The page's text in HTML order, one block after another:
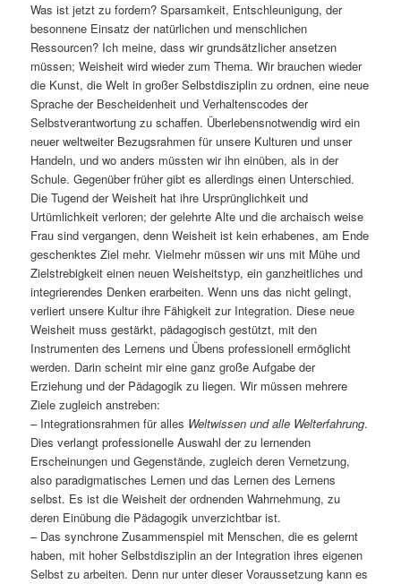
Was ist jetzt zu fordern? Sparsamkeit, Entschleunigung, der
besonnene Einsatz der natürlichen und menschlichen
Ressourcen? Ich meine, dass wir grundsätzlicher ansetzen
müssen; Weisheit wird wieder zum Thema. Wir brauchen wieder
die Kunst, die Welt in großer Selbstdisziplin zu ordnen, eine neue
Sprache der Bescheidenheit und Verhaltenscodes der
Selbstverantwortung zu schaffen. Überlebensnotwendig wird ein
neuer weltweiter Bezugsrahmen für unsere Kulturen und unser
Handeln, und wo anders müssten wir ihn einüben, als in der
Schule. Gegenüber früher gibt es allerdings einen Unterschied.
Die Tugend der Weisheit hat ihre Ursprünglichkeit und
Urtümlichkeit verloren; der gelehrte Alte und die archaisch weise
Frau sind vergangen, denn Weisheit ist kein erhabenes, am Ende
geschenktes Ziel mehr. Vielmehr müssen wir uns mit Mühe und
Zielstrebigkeit einen neuen Weisheitstyp, ein ganzheitliches und
integrierendes Denken erarbeiten. Wenn uns das nicht gelingt,
verliert unsere Kultur ihre Fähigkeit zur Integration. Diese neue
Weisheit muss gestärkt, pädagogisch gestützt, mit den
Instrumenten des Lernens und Übens professionell ermöglicht
werden. Darin scheint mir eine ganz große Aufgabe der
Erziehung und der Pädagogik zu liegen. Wir müssen mehrere
Ziele zugleich anstreben:
– Integrationsrahmen für alles Weltwissen und alle Welterfahrung.
Dies verlangt professionelle Auswahl der zu lernenden
Erscheinungen und Gegenstände, zugleich deren Vernetzung,
also paradigmatisches Lernen und das Lernen des Lernens
selbst. Es ist die Weisheit der ordnenden Wahrnehmung, zu
deren Einübung die Pädagogik unverzichtbar ist.
– Das synchrone Zusammenspiel mit Menschen, die es gelernt
haben, mit hoher Selbstdisziplin an der Integration ihres eigenen
Selbst zu arbeiten. Denn nur unter dieser Voraussetzung kann es